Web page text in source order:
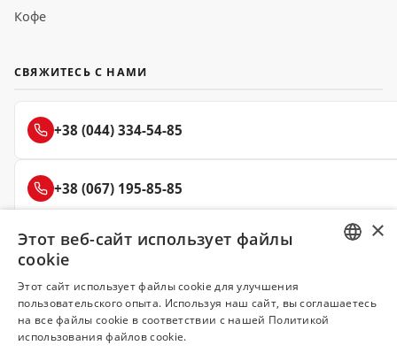
Кофе
СВЯЖИТЕСЬ С НАМИ
+38 (044) 334-54-85
+38 (067) 195-85-85
+38 (050) 145-85-45
Делюкс
UKRAINIAN
×
Этот веб-сайт использует файлы
cookie
Этот сайт использует файлы cookie для улучшения
пользовательского опыта. Используя наш сайт, вы соглашаетесь
на все файлы cookie в соответствии с нашей Политикой
использования файлов cookie.